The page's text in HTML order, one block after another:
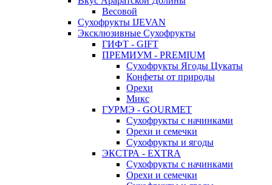
Весовой
Сухофрукты IJEVAN
Эксклюзивные Сухофрукты
ГИФТ - GIFT
ПРЕМИУМ - PREMIUM
Сухофрукты Ягоды Цукаты
Конфеты от природы
Орехи
Микс
ГУРМЭ - GOURMET
Сухофрукты с начинками
Орехи и семечки
Сухофрукты и ягоды
ЭКСТРА - EXTRA
Сухофрукты с начинками
Орехи и семечки